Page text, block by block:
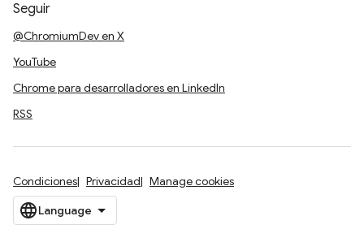
Seguir
@ChromiumDev en X
YouTube
Chrome para desarrolladores en LinkedIn
RSS
Condiciones Privacidad Manage cookies